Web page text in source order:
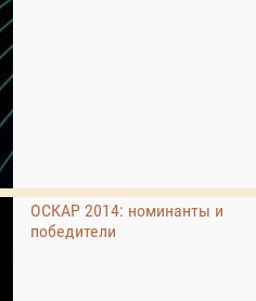
ОСКАР 2014: номинанты и
победители